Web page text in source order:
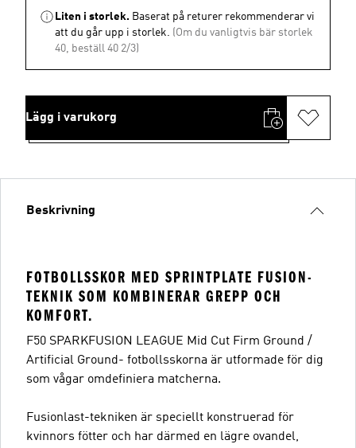
Liten i storlek. Baserat på returer rekommenderar vi
att du går upp i storlek. (Om du vanligtvis bär storlek
40, beställ 40 2/3)
Lägg i varukorg
Beskrivning
FOTBOLLSSKOR MED SPRINTPLATE FUSION-
TEKNIK SOM KOMBINERAR GREPP OCH
KOMFORT.
F50 SPARKFUSION LEAGUE Mid Cut Firm Ground /
Artificial Ground- fotbollsskorna är utformade för dig
som vågar omdefiniera matcherna.
Fusionlast-tekniken är speciellt konstruerad för
kvinnors fötter och har därmed en lägre ovandel,